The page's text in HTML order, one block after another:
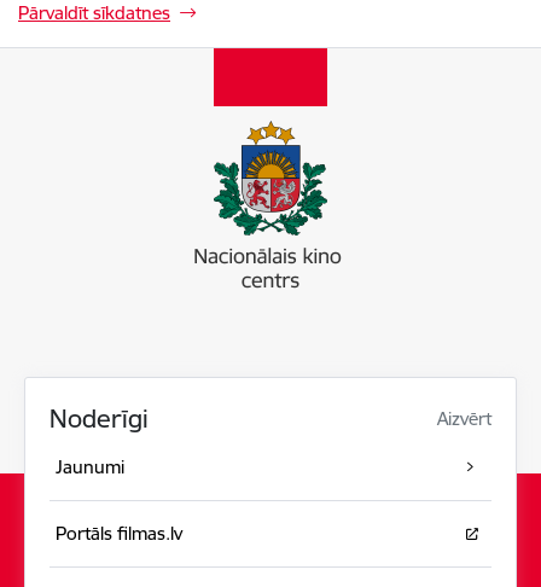
Pārvaldīt sīkdatnes
Noderīgi Aizvērt
Jaunumi
Portāls filmas.lv